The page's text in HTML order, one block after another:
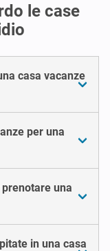
le case
casa vacanze
per una
una
in una casa